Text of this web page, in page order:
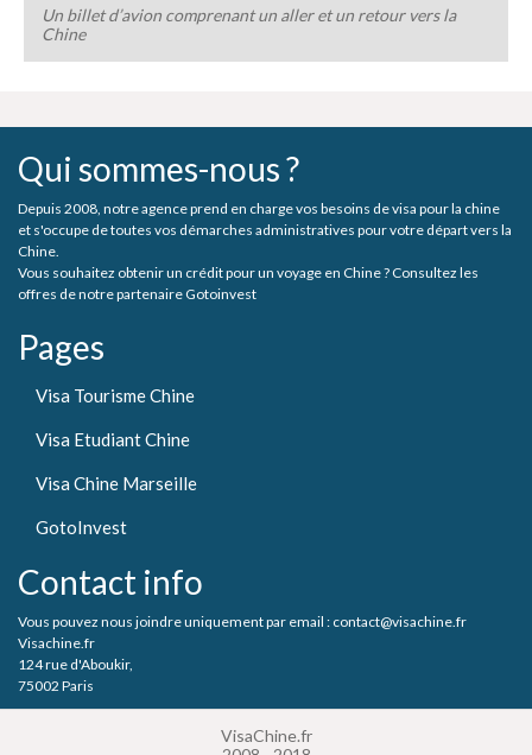
Un billet d’avion comprenant un aller et un retour vers la
Chine
Qui sommes-nous ?
Depuis 2008, notre agence prend en charge vos besoins de visa pour la chine
et s'occupe de toutes vos démarches administratives pour votre départ vers la
Chine.
Vous souhaitez obtenir un crédit pour un voyage en Chine ? Consultez les
offres de notre partenaire Gotoinvest
Pages
Visa Tourisme Chine
Visa Etudiant Chine
Visa Chine Marseille
GotoInvest
Contact info
Vous pouvez nous joindre uniquement par email : contact@visachine.fr
Visachine.fr
124 rue d'Aboukir,
75002 Paris
VisaChine.fr